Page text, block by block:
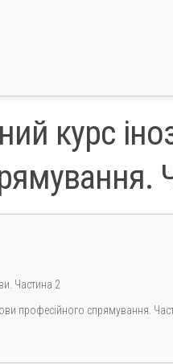
курс
Частина 2
професійного спрямування.